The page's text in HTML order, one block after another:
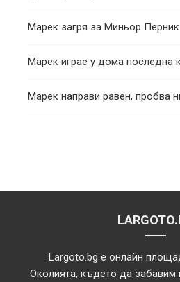
Марек загря за Миньор
Марек играе у дома последна
Марек направи равен, пробва
Largoto.bg е онлайн
Околията, където да забавим